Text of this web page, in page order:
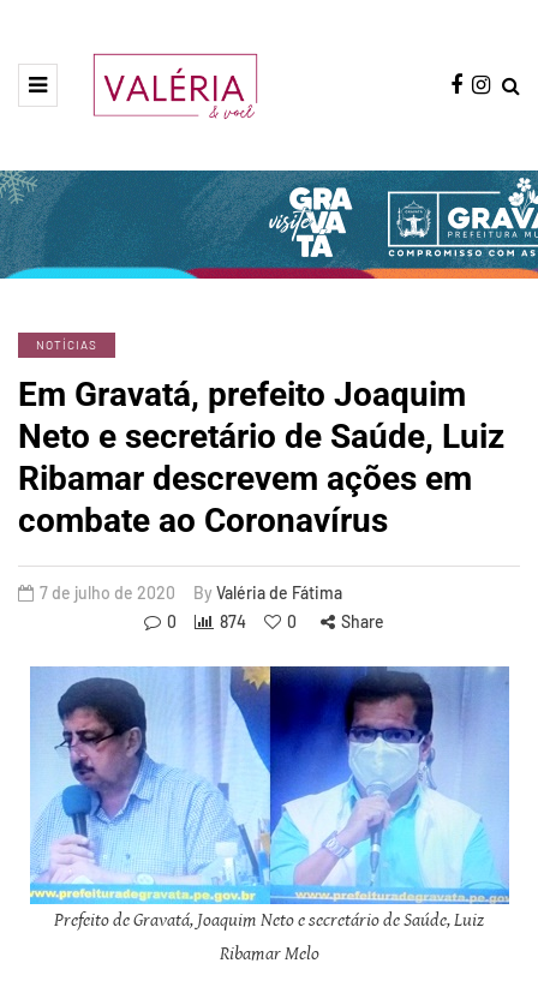
NOTÍCIAS
Em Gravatá, prefeito Joaquim
Neto e secretário de Saúde, Luiz
Ribamar descrevem ações em
combate ao Coronavírus
7 de julho de 2020 By Valéria de Fátima
0
874 0 Share
Prefeito de Gravatá, Joaquim Neto e secretário de Saúde, Luiz
Ribamar Melo